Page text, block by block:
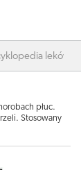
leków
płuc.
Stosowany